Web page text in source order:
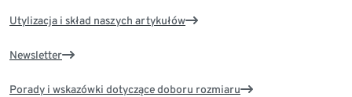
Utylizacja i skład naszych artykułów
Newsletter
Porady i wskazówki dotyczące doboru rozmiaru